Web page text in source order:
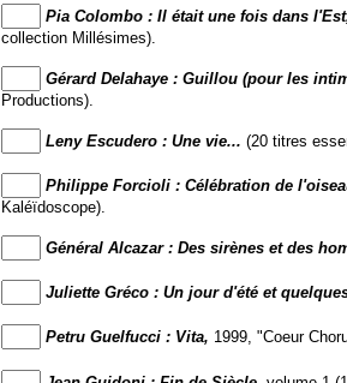
Pia Colombo : Il était une fois dans
collection Millésimes).
Gérard Delahaye : Guillou (pour les
Productions).
Leny Escudero : Une vie... (20 titres
Philippe Forcioli : Célébration de
Kaléïdoscope).
Général Alcazar : Des sirènes et des
Juliette Gréco : Un jour d'été et
Petru Guelfucci : Vita, 1999, "Coeur